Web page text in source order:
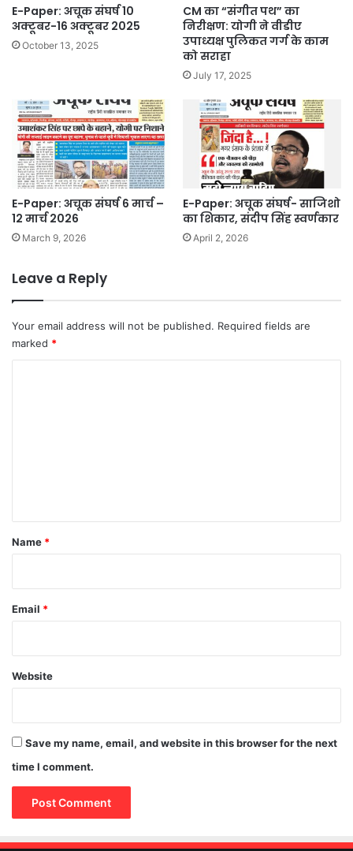
E-Paper: अचूक संघर्ष 10
अक्टूबर-16 अक्टूबर 2025
October 13, 2025
CM का “संगीत पथ” का
निरीक्षण: योगी ने वीडीए
उपाध्यक्ष पुलिकत गर्ग के काम
को सराहा
July 17, 2025
E-Paper: अचूक संघर्ष 6 मार्च –
12 मार्च 2026
March 9, 2026
E-Paper: अचूक संघर्ष- साजिशो
का शिकार, संदीप सिंह स्वर्णकार
April 2, 2026
Leave a Reply
Your email address will not be published. Required fields are
marked *
*
Name *
Email *
Website
Save my name, email, and website in this browser for the next
time I comment.